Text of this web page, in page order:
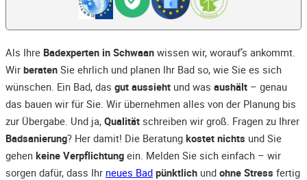
Als Ihre Badexperten in Schwaan wissen wir, worauf’s ankommt.
Wir beraten Sie ehrlich und planen Ihr Bad so, wie Sie es sich
wünschen. Ein Bad, das gut aussieht und was aushält – genau
das bauen wir für Sie. Wir übernehmen alles von der Planung bis
zur Übergabe. Und ja, Qualität schreiben wir groß. Fragen zu Ihrer
Badsanierung? Her damit! Die Beratung kostet nichts und Sie
gehen keine Verpflichtung ein. Melden Sie sich einfach – wir
sorgen dafür, dass Ihr neues Bad pünktlich und ohne Stress fertig